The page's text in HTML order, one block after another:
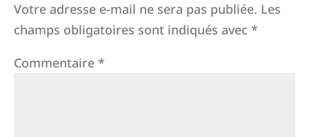
Votre adresse e-mail ne sera pas publiée. Les
champs obligatoires sont indiqués avec *
Commentaire *